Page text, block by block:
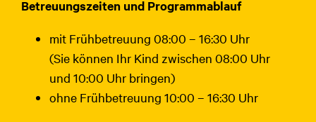
Betreuungszeiten und Programmablauf
mit Frühbetreuung 08:00 – 16:30 Uhr
(Sie können Ihr Kind zwischen 08:00 Uhr
und 10:00 Uhr bringen)
ohne Frühbetreuung 10:00 – 16:30 Uhr